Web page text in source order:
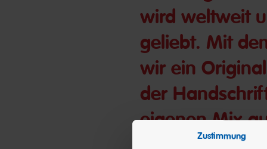
Zustimmung
wird weltweit
geliebt. Mit
wir ein
der
eigenen Mix